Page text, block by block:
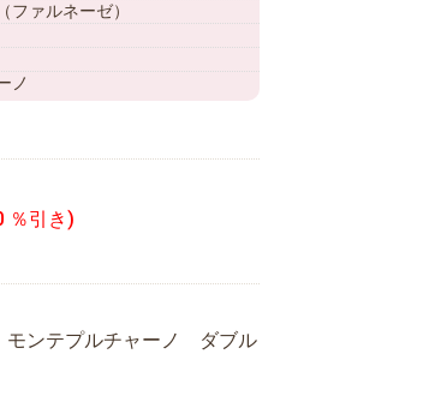
ファルネーゼ）
ノ
％引き)
ンテプルチャーノ ダブル